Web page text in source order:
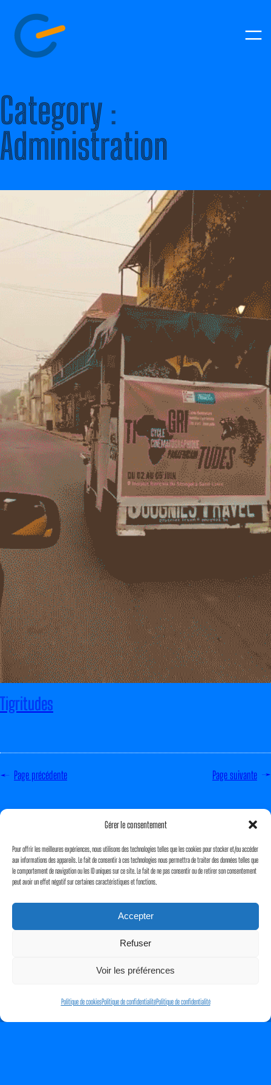
Gérer le consentement
Pour offrir les meilleures expériences, nous utilisons des technologies telles que les cookies pour stocker et/ou accéder
aux informations des appareils. Le fait de consentir à ces technologies nous permettra de traiter des données telles que
le comportement de navigation ou les ID uniques sur ce site. Le fait de ne pas consentir ou de retirer son consentement
peut avoir un effet négatif sur certaines caractéristiques et fonctions.
Accepter
Refuser
Voir les préférences
Politique de cookiesPolitique de confidentialitéPolitique de confidentialité
contenu
Category :
Administration
Tigritudes
← Page précédente Page suivante →